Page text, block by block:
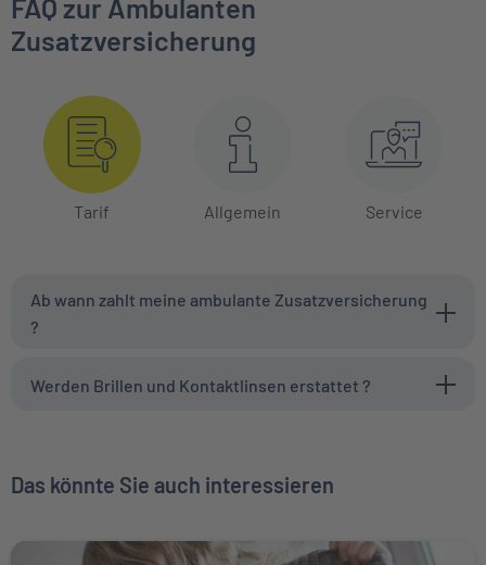
FAQ zur Ambulanten
Zusatzversicherung
Tarif Allgemein Service
Ab wann zahlt meine ambulante Zusatzversicherung
?
Werden Brillen und Kontaktlinsen erstattet ?
Das könnte Sie auch interessieren
Weiter zu Zahnzusatzversicherung